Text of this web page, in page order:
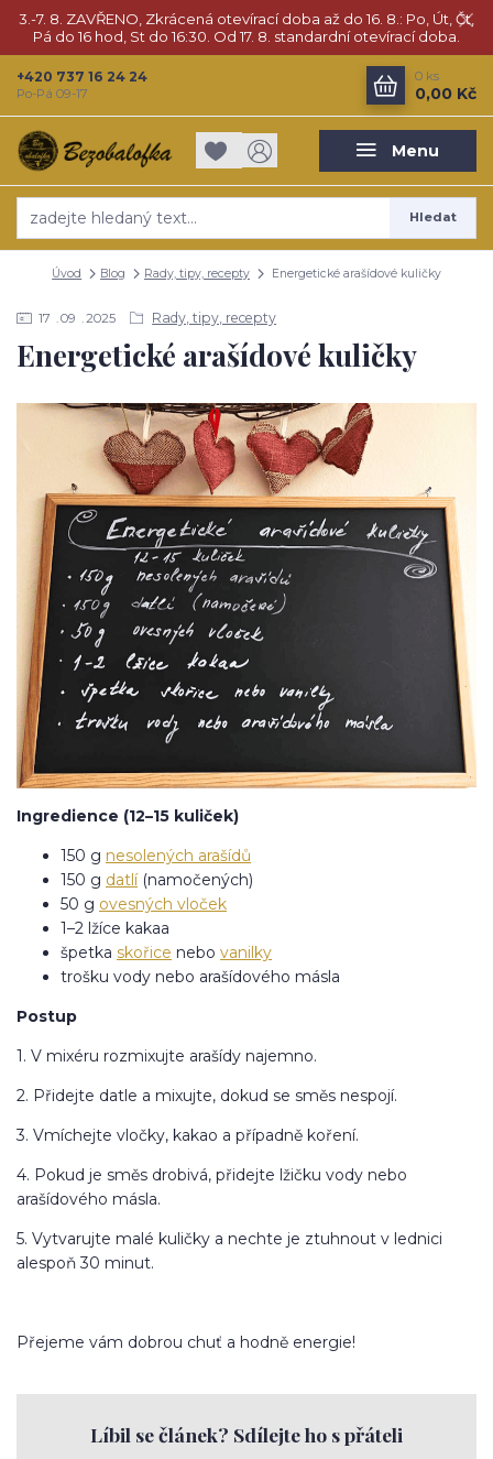
3.-7. 8. ZAVŘENO, Zkrácená otevírací doba až do 16. 8.: Po, Út, Čt,
Pá do 16 hod, St do 16:30. Od 17. 8. standardní otevírací doba.
Menu
Hledat
+420 737 16 24 24
Po-Pá 09-17
0 ks
0,00 Kč
Úvod Blog Rady, tipy, recepty Energetické arašídové kuličky
17 09 2025 Rady, tipy, recepty
Energetické arašídové kuličky
Ingredience (12–15 kuliček)
150 g nesolených arašídů
150 g datlí(namočených)
50 g ovesných vloček
1–2 lžíce kakaa
špetka skořice nebo vanilky
trošku vody nebo arašídového másla
Postup
1. V mixéru rozmixujte arašídy najemno.
2. Přidejte datle a mixujte, dokud se směs nespojí.
3. Vmíchejte vločky, kakao a případně koření.
4. Pokud je směs drobivá, přidejte lžičku vody nebo
arašídového másla.
5. Vytvarujte malé kuličky a nechte je ztuhnout v lednici
alespoň 30 minut.
Přejeme vám dobrou chuť a hodně energie!
Líbil se článek? Sdílejte ho s přáteli